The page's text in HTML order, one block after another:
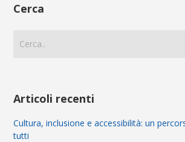
Cerca
Articoli recenti
Cultura, inclusione e accessibilità: un
tutti